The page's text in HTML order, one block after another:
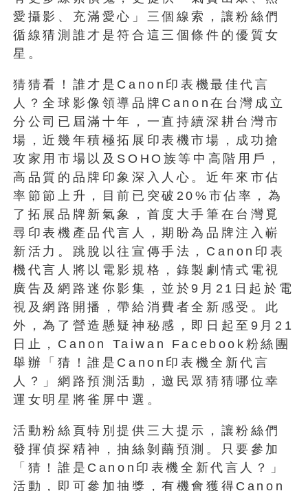
愛攝影、充滿愛心」三個線索，讓粉絲們
循線猜測誰才是符合這三個條件的優質女
星。
猜猜看！誰才是Canon印表機最佳代言
人？全球影像領導品牌Canon在台灣成立
分公司已屆滿十年，一直持續深耕台灣市
場，近幾年積極拓展印表機市場，成功搶
攻家用市場以及SOHO族等中高階用戶，
高品質的品牌印象深入人心。近年來市佔
率節節上升，目前已突破20%市佔率，為
了拓展品牌新氣象，首度大手筆在台灣覓
尋印表機產品代言人，期盼為品牌注入嶄
新活力。跳脫以往宣傳手法，Canon印表
機代言人將以電影規格，錄製劇情式電視
廣告及網路迷你影集，並於9月21日起於電
視及網路開播，帶給消費者全新感受。此
外，為了營造懸疑神秘感，即日起至9月21
日止，Canon Taiwan Facebook粉絲團
舉辦「猜！誰是Canon印表機全新代言
人？」網路預測活動，邀民眾猜猜哪位幸
運女明星將雀屏中選。
活動粉絲頁特別提供三大提示，讓粉絲們
發揮偵探精神，抽絲剝繭預測。只要參加
「猜！誰是Canon印表機全新代言人？」
活動，即可參加抽獎，有機會獲得Canon